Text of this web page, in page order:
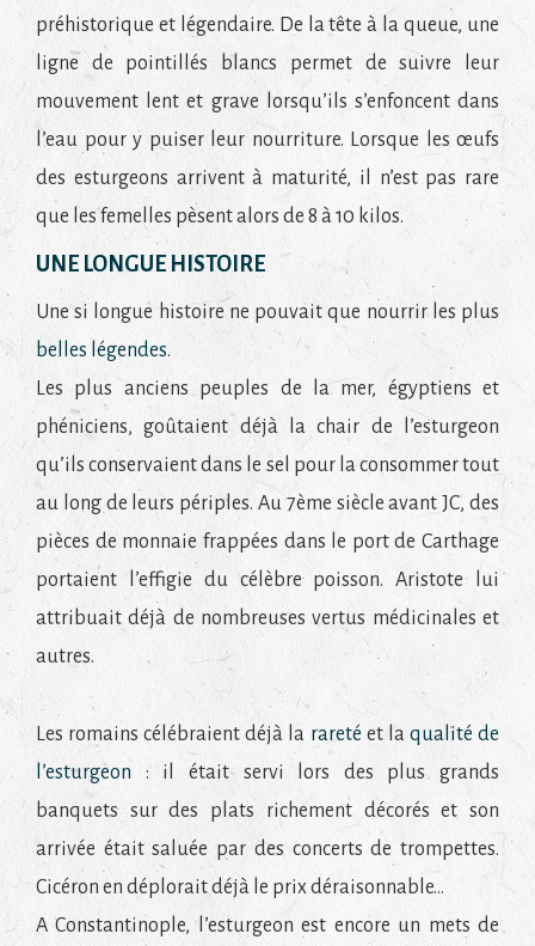
préhistorique et légendaire. De la tête à la queue, une
ligne de pointillés blancs permet de suivre leur
mouvement lent et grave lorsqu’ils s’enfoncent dans
l’eau pour y puiser leur nourriture. Lorsque les œufs
des esturgeons arrivent à maturité, il n’est pas rare
que les femelles pèsent alors de 8 à 10 kilos.
UNE LONGUE HISTOIRE
Une si longue histoire ne pouvait que nourrir les plus
belles légendes.
Les plus anciens peuples de la mer, égyptiens et
phéniciens, goûtaient déjà la chair de l’esturgeon
qu’ils conservaient dans le sel pour la consommer tout
au long de leurs périples. Au 7ème siècle avant JC, des
pièces de monnaie frappées dans le port de Carthage
portaient l’effigie du célèbre poisson. Aristote lui
attribuait déjà de nombreuses vertus médicinales et
autres.
Les romains célébraient déjà la rareté et la qualité de
l’esturgeon : il était servi lors des plus grands
banquets sur des plats richement décorés et son
arrivée était saluée par des concerts de trompettes.
Cicéron en déplorait déjà le prix déraisonnable…
A Constantinople, l’esturgeon est encore un mets de